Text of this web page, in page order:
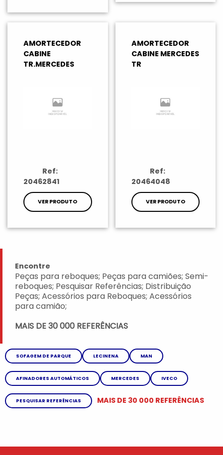
AMORTECEDOR
CABINE
TR.MERCEDES
Ref:
20462841
VER PRODUTO
AMORTECEDOR
CABINE MERCEDES
TR
Ref:
20464048
VER PRODUTO
Encontre
Peças para reboques; Peças para camiões; Semi-
reboques; Pesquisar Referências; Distribuição
Peças; Acessórios para Reboques; Acessórios
para camião;
MAIS DE 30 000 REFERÊNCIAS
SOFAGEM DE PARQUE LECINENA MAN
AFINADORES AUTOMÁTICOS MERCEDES IVECO
PESQUISAR REFERÊNCIAS MAIS DE 30 000 REFERÊNCIAS